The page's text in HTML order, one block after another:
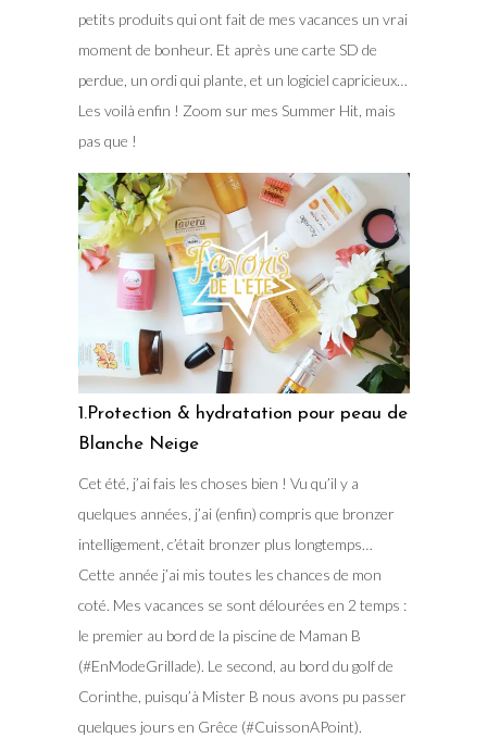
petits produits qui ont fait de mes vacances un vrai
moment de bonheur. Et après une carte SD de
perdue, un ordi qui plante, et un logiciel capricieux…
Les voilà enfin ! Zoom sur mes Summer Hit, mais
pas que !
1.Protection & hydratation pour peau de
Blanche Neige
Cet été, j’ai fais les choses bien ! Vu qu’il y a
quelques années, j’ai (enfin) compris que bronzer
intelligement, c’était bronzer plus longtemps…
Cette année j’ai mis toutes les chances de mon
coté. Mes vacances se sont délourées en 2 temps :
le premier au bord de la piscine de Maman B
(#EnModeGrillade). Le second, au bord du golf de
Corinthe, puisqu’à Mister B nous avons pu passer
quelques jours en Grêce (#CuissonAPoint).